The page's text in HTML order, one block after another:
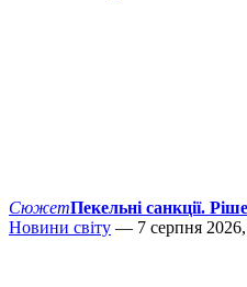
СюжетПекельні санкції.
Новини світу — 7 серпня